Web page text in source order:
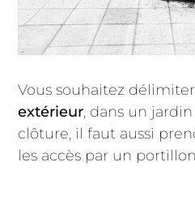
Vous souhaitez délimiter
extérieur, dans un
clôture, il faut aussi
les accès par un